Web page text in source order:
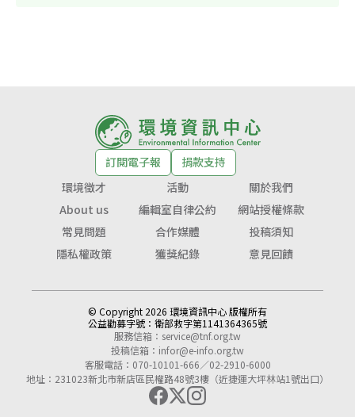
訂閱電子報
捐款支持
環境徵才
活動
關於我們
About us
編輯室自律公約
網站授權條款
常見問題
合作媒體
投稿須知
隱私權政策
獲獎紀錄 意見回饋
© Copyright 2026 環境資訊中心 版權所有
公益勸募字號： 衛部救字第1141364365號
服務信箱： service@tnf.org.tw
投稿信箱： infor@e-info.org.tw
客服電話：070-10101-666／02-2910-6000
地址：231023新北市新店區民權路48號3樓（近捷運大坪林站1號出口）